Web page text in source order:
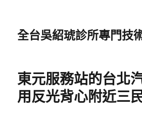
全台吳紹琥診所專門技
東元服務站的台北
用反光背心附近三